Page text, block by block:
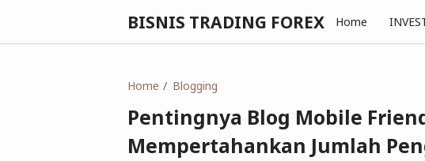
BISNIS TRADING FOREX Home
Home Blogging
Pentingnya Blog Mobile
Mempertahankan Jumlah